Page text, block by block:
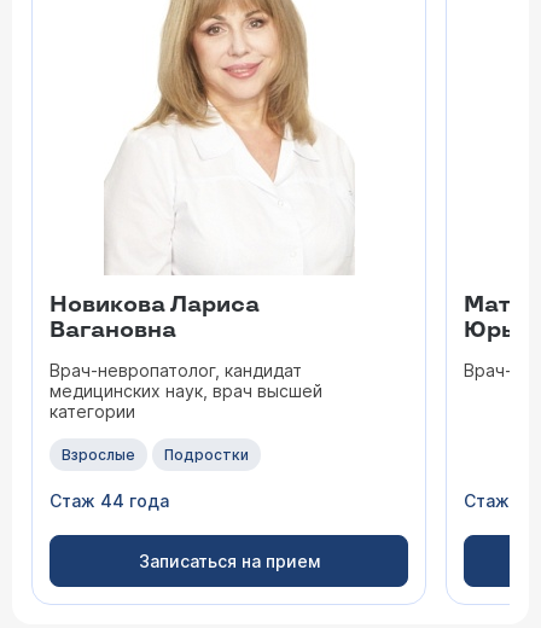
Новикова Лариса
Вагановна
Врач-невропатолог, кандидат
медицинских наук, врач высшей
категории
Взрослые Подростки
Стаж 44 года
Записаться на прием
Врач-
Стаж 28